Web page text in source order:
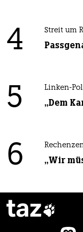
4 Streit um
5 Linken-
„Dem
6 „Wir
taz